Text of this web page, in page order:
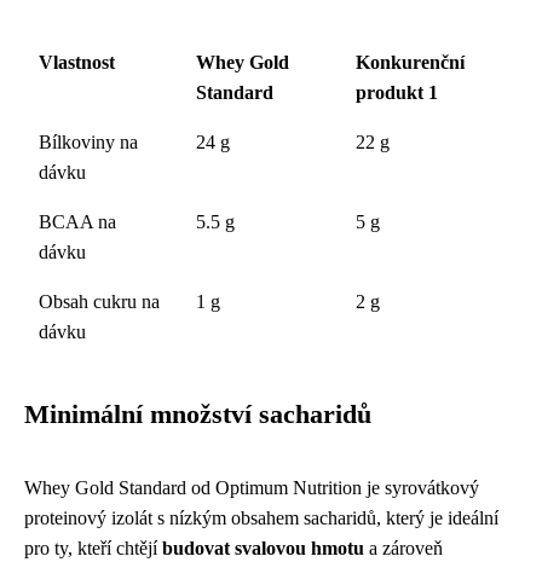
Vlastnost
Whey Gold
Standard
Konkurenční
produkt 1
Bílkoviny na
dávku
24 g 22 g
BCAA na
dávku
5.5 g 5 g
Obsah cukru na
dávku
1 g 2 g
Minimální množství sacharidů
Whey Gold Standard od Optimum Nutrition je syrovátkový
proteinový izolát s nízkým obsahem sacharidů, který je ideální
pro ty, kteří chtějíbudovat svalovou hmotu a zároveň